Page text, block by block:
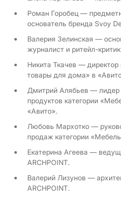
Роман Горобец —
основатель бренда Svoy
Валерия Зелинская —
журналист и ритейл-
Никита Ткачев — директор
товары для дома» в
Дмитрий Алябьев — лидер
продуктов категории
«Авито».
Любовь Мархотко —
продаж категории
Екатерина Агеева —
ARCHPOINT.
Валерий Лизунов —
ARCHPOINT.